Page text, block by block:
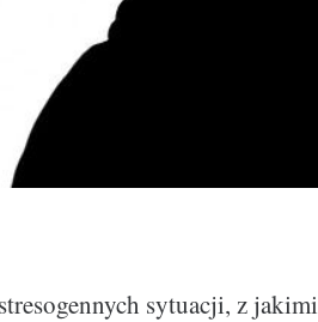
sytuacji, z jakimi